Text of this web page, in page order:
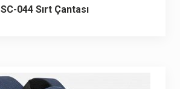
SC-044 Sırt Çantası